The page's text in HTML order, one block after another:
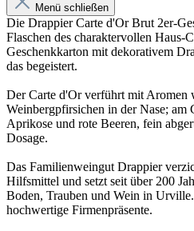
Menü schließen
Die Drappier Carte d'Or Brut 2er-
Flaschen des charaktervollen Haus-
Geschenkkarton mit dekorativem
das begeistert.
Der Carte d'Or verführt mit Aromen
Weinbergpfirsichen in der Nase; am
Aprikose und rote Beeren, fein
Dosage.
Das Familienweingut Drappier
Hilfsmittel und setzt seit über 200
Boden, Trauben und Wein in
hochwertige Firmenpräsente.